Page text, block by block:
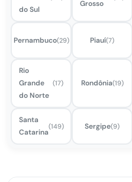
do Sul
Grosso
Pernambuco(29) Piauí(7)
Rio
Grande
do Norte
(17) Rondônia(19)
Santa
Catarina
(149) Sergipe(9)